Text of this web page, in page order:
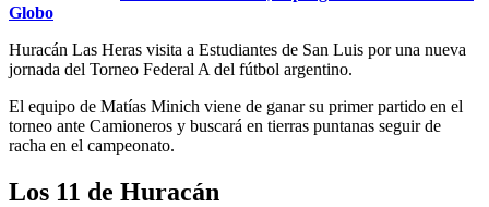
Globo
Huracán Las Heras visita a Estudiantes de San Luis por una nueva
jornada del Torneo Federal A del fútbol argentino.
El equipo de Matías Minich viene de ganar su primer partido en el
torneo ante Camioneros y buscará en tierras puntanas seguir de
racha en el campeonato.
Los 11 de Huracán